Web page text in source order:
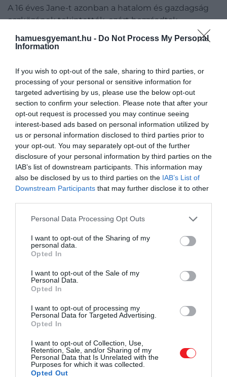
hamuesgyemant.hu - Do Not Process My Personal
Information
If you wish to opt-out of the sale, sharing to third parties, or
processing of your personal or sensitive information for
targeted advertising by us, please use the below opt-out
section to confirm your selection. Please note that after your
opt-out request is processed you may continue seeing
interest-based ads based on personal information utilized by
us or personal information disclosed to third parties prior to
your opt-out. You may separately opt-out of the further
disclosure of your personal information by third parties on the
IAB’s list of downstream participants. This information may
also be disclosed by us to third parties on the IAB’s List of
Downstream Participants that may further disclose it to other
Please note that this website/app uses one or more Google
not limited to your visit or usage behaviour. You may click to
grant or deny consent to Google and its third-party tags to
use your data for below specified purposes in below Google
consent section.
Personal Data Processing Opt Outs
I want to opt-out of the Sharing of my
personal data.
Opted In
I want to opt-out of the Sale of my
Personal Data.
Opted In
I want to opt-out of processing my
Personal Data for Targeted Advertising.
Opted In
I want to opt-out of Collection, Use,
Retention, Sale, and/or Sharing of my
Personal Data that Is Unrelated with the
Purposes for which it was collected.
Opted Out
A 16 éves Jane-t azonban a hatalom és gazdagság
eszközének tekintették, ezért hozzáadtak
, a northumberlandi herceg
tizenéves fiához:John Dudley ugyanis igyekezett
királyságot.
Kétségek
Bár sokan úgy vélik, hogy Jane jogtalanul lépett
trónra, mások azt állítják, hogy a kilenc napos
királynő mindvégig a törvényes örökös volt.
Miután Eduárd elhunyt, a régens azonnal kikiáltotta
fia feleségét királynőnek, aki azonban egyáltalán
nem szeretett volna uralkodó szerepben
tetszelegni. Érzelmileg és fizikailag is rosszul volt a
király halálakor. Kétségeit sógoraira, a Dudley
meg Eduárdot.